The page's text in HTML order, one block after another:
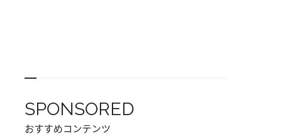
SPONSORED
おすすめコンテンツ